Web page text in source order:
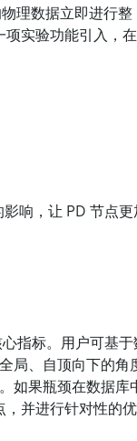
理数据立即进行整
项实验功能引入，在
响，让 PD 节点更
指标。用户可基于
局、自顶向下的角
如果瓶颈在数据库
，并进行针对性的优